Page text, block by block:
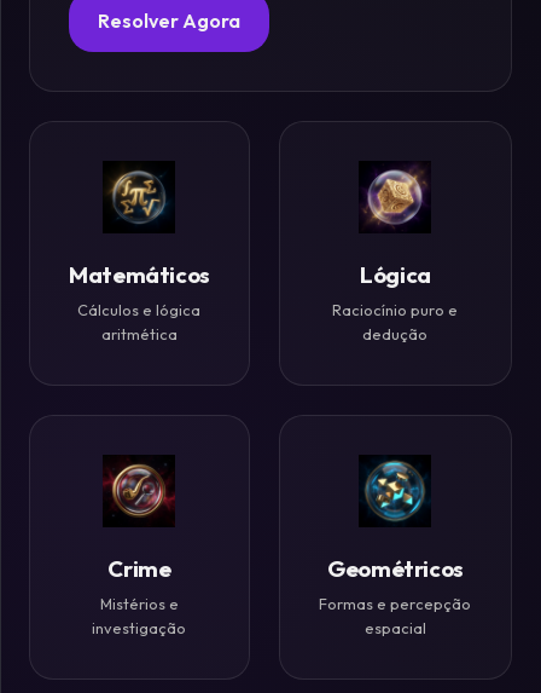
Criptografia
Paradoxos
Mente
Mistérios
Históricos
Ótica
Resolver Agora
Matemáticos
Cálculos e lógica
aritmética
Lógica
Raciocínio puro e
dedução
Crime
Mistérios e
investigação
Geométricos
Formas e percepção
espacial